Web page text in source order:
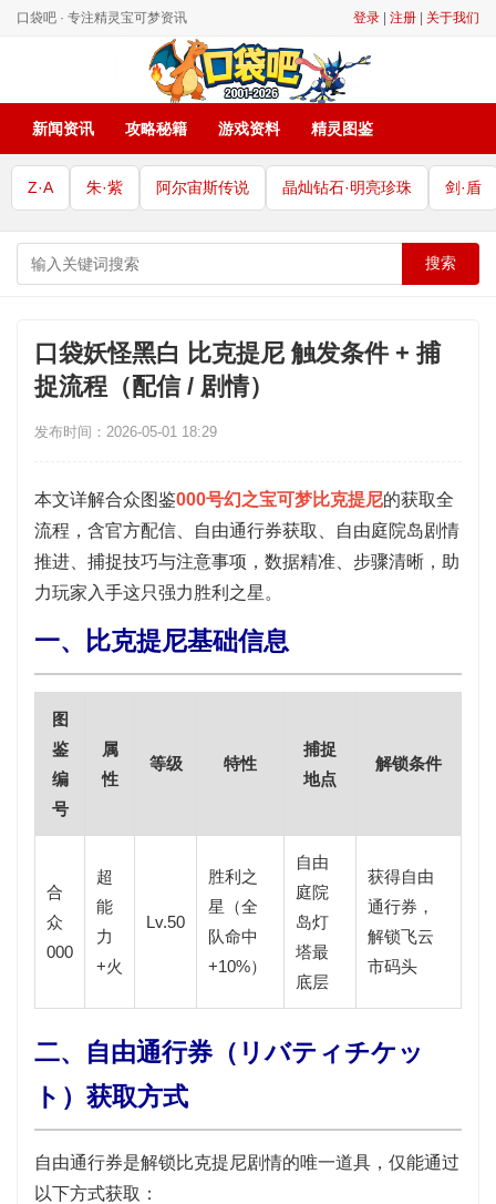
口袋吧 · 专注精灵宝可梦资讯 登录 注册 关于我们
新闻资讯 攻略秘籍 游戏资料 精灵图鉴
Z·A 朱·紫 阿尔宙斯传说 晶灿钻石·明亮珍珠 剑·盾
搜索
口袋妖怪黑白 比克提尼 触发条件 + 捕
捉流程（配信 / 剧情）
发布时间：2026-05-01 18:29
本文详解合众图鉴000号幻之宝可梦比克提尼的获取全
流程，含官方配信、自由通行券获取、自由庭院岛剧情
推进、捕捉技巧与注意事项，数据精准、步骤清晰，助
力玩家入手这只强力胜利之星。
一、比克提尼基础信息
图
鉴
编
号
属
性
等级 特性
捕捉
地点
解锁条件
合
众
000
超
能
力
+火
Lv.50
胜利之
星
（全
队命中
+10%）
自由
庭院
岛灯
塔最
底层
获得自由
通行券 ，
解锁飞云
市码头
二、自由通行券（リバティチケッ
ト）获取方式
自由通行券是解锁比克提尼剧情的唯一道具，仅能通过
以下方式获取：